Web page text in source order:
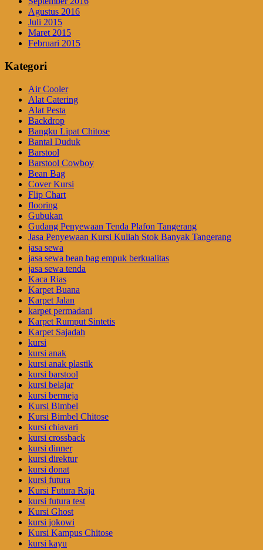
Agustus 2016
Juli 2015
Maret 2015
Februari 2015
Kategori
Air Cooler
Alat Catering
Alat Pesta
Backdrop
Bangku Lipat Chitose
Bantal Duduk
Barstool
Barstool Cowboy
Bean Bag
Cover Kursi
Flip Chart
flooring
Gubukan
Gudang Penyewaan Tenda Plafon Tangerang
Jasa Penyewaan Kursi Kuliah Stok Banyak Tangerang
jasa sewa
jasa sewa bean bag empuk berkualitas
jasa sewa tenda
Kaca Rias
Karpet Buana
Karpet Jalan
karpet permadani
Karpet Rumput Sintetis
Karpet Sajadah
kursi
kursi anak
kursi anak plastik
kursi barstool
kursi belajar
kursi bermeja
Kursi Bimbel
Kursi Bimbel Chitose
kursi chiavari
kursi crossback
kursi dinner
kursi direktur
kursi donat
kursi futura
Kursi Futura Raja
kursi futura test
Kursi Ghost
kursi jokowi
Kursi Kampus Chitose
kursi kayu